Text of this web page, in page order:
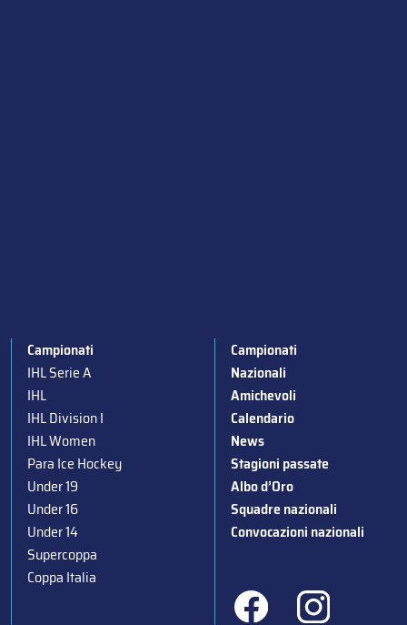
Campionati
IHL Serie A
IHL
IHL Division I
IHL Women
Para Ice Hockey
Under 19
Under 16
Under 14
Supercoppa
Coppa Italia
Campionati
Nazionali
Amichevoli
Calendario
News
Stagioni passate
Albo d’Oro
Squadre nazionali
Convocazioni nazionali